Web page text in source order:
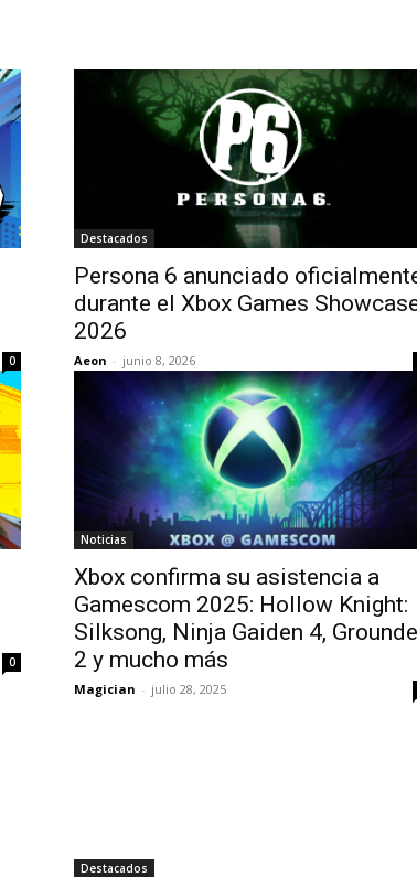
0
Destacados
Persona 6 anunciado
durante el Xbox Games
2026
Aeon - junio 8, 2026
0
Noticias
Xbox confirma su asistencia a
Gamescom 2025: Hollow Knight:
Silksong, Ninja Gaiden 4,
2 y mucho más
Magician - julio 28, 2025
Destacados